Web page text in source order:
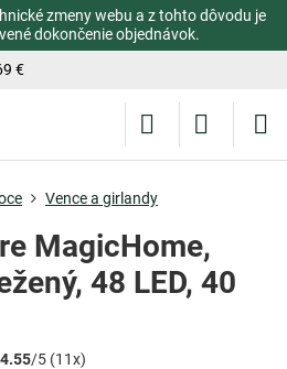
zmeny webu a z tohto dôvodu je
dokončenie objednávok.
€
Vence a girlandy
MagicHome,
48 LED, 40
4.55/5 (11x)